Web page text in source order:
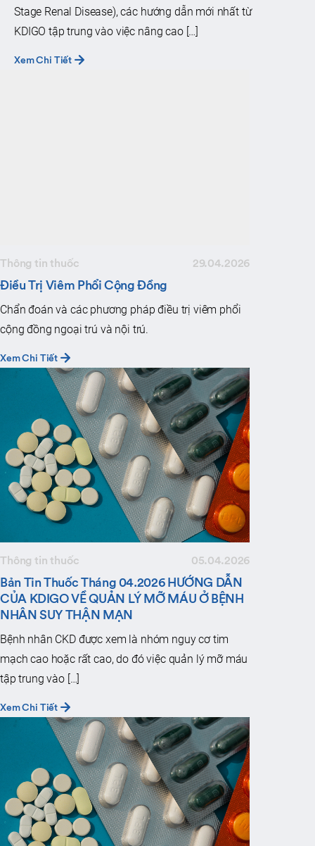
Stage Renal Disease), các hướng dẫn mới nhất từ
KDIGO tập trung vào việc nâng cao […]
Xem Chi Tiết
Thông tin thuốc 29.04.2026
Điều Trị Viêm Phổi Cộng Đồng
Chẩn đoán và các phương pháp điều trị viêm phổi
cộng đồng ngoại trú và nội trú.
Xem Chi Tiết
Thông tin thuốc 05.04.2026
Bản Tin Thuốc Tháng 04.2026 HƯỚNG DẪN
CỦA KDIGO VỀ QUẢN LÝ MỠ MÁU Ở BỆNH
NHÂN SUY THẬN MẠN
Bệnh nhân CKD được xem là nhóm nguy cơ tim
mạch cao hoặc rất cao, do đó việc quản lý mỡ máu
tập trung vào […]
Xem Chi Tiết